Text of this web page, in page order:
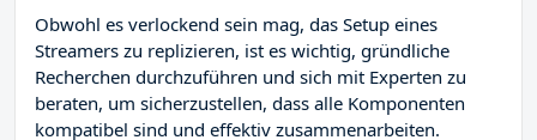
Obwohl es verlockend sein mag, das Setup eines
Streamers zu replizieren, ist es wichtig, gründliche
Recherchen durchzuführen und sich mit Experten zu
beraten, um sicherzustellen, dass alle Komponenten
kompatibel sind und effektiv zusammenarbeiten.